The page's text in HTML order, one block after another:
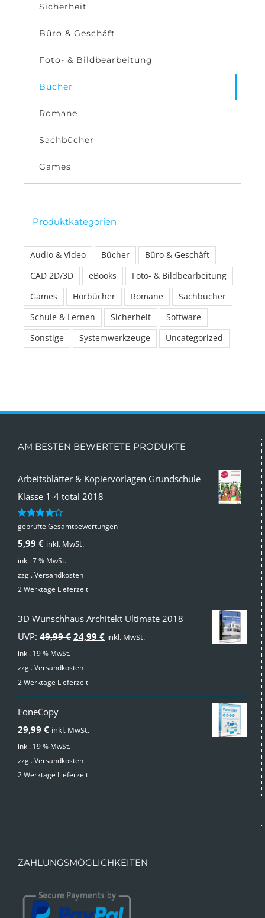
Sicherheit
Büro & Geschäft
Foto- & Bildbearbeitung
Bücher
Romane
Sachbücher
Games
Produktkategorien
Audio & Video Bücher
Büro & Geschäft
CAD 2D/3D
eBooks
Foto- & Bildbearbeitung
Games
Hörbücher Romane
Sachbücher
Schule & Lernen
Sicherheit
Software
Sonstige
Systemwerkzeuge Uncategorized
AM BESTEN BEWERTETE PRODUKTE
Arbeitsblätter & Kopiervorlagen Grundschule
Klasse 1-4 total 2018
Bewertet
von 5
geprüfte Gesamtbewertungen
5,99 € inkl. MwSt.
inkl. 7 % MwSt.
zzgl.Versandkosten
2 Werktage Lieferzeit
3D Wunschhaus Architekt Ultimate 2018
UVP: 49,99€ Ursprünglicher
war:
24,99 €Aktueller
inkl. MwSt.
inkl. 19 % MwSt.
zzgl.Versandkosten
2 Werktage Lieferzeit
FoneCopy
29,99 € inkl. MwSt.
inkl. 19 % MwSt.
zzgl.Versandkosten
2 Werktage Lieferzeit
ZAHLUNGSMÖGLICHKEITEN